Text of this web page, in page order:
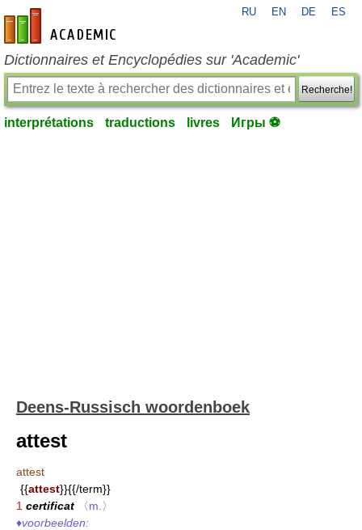
fr-academic.com
RU EN DE ES
Dictionnaires et Encyclopédies sur 'Academic'
Recherche!
interprétations traductions livres Игры ⚽
Deens-Russisch woordenboek
attest
attest
{{attest}}{{/term}}
1 certificat
〈m.〉
♦voorbeelden: